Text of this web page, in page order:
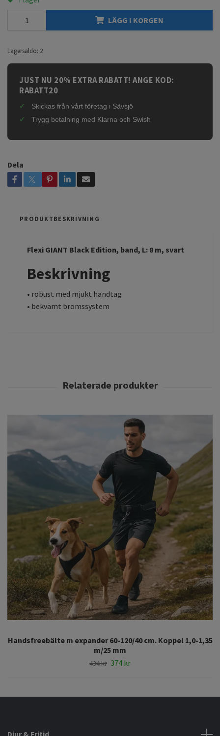
LÄGG I KORGEN
Lagersaldo: 2
JUST NU 20% EXTRA RABATT! ANGE KOD:
RABATT20
Skickas från vårt företag i Sävsjö
Trygg betalning med Klarna och Swish
Dela
PRODUKTBESKRIVNING
Flexi GIANT Black Edition, band, L: 8 m, svart
Beskrivning
• robust med mjukt handtag
• bekvämt bromssystem
Handsfreebälte m expander 60-120/40 cm. Koppel 1,0-1,35
m/25 mm
434 kr 374 kr